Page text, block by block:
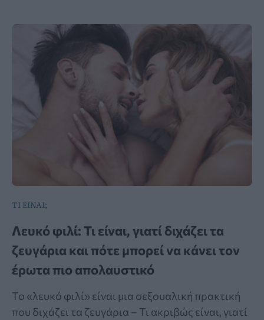
ΤΙ ΕΙΝΑΙ;
Λευκό φιλί: Τι είναι, γιατί διχάζει τα
ζευγάρια και πότε μπορεί να κάνει τον
έρωτα πιο απολαυστικό
Το «λευκό φιλί» είναι μια σεξουαλική πρακτική
που διχάζει τα ζευγάρια – Τι ακριβώς είναι, γιατί